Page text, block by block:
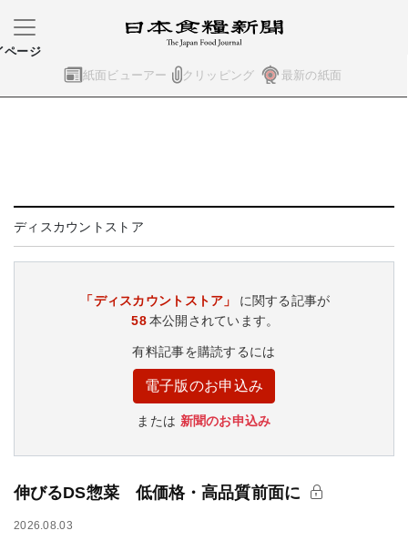
紙面ビューアー クリッピング 最新の紙面
ページ
ディスカウントストア
「ディスカウントストア」
に関する記事が
58本公開されています。
有料記事を購読するには
電子版のお申込み
または 新聞のお申込み
伸びるDS惣菜 低価格・高品質前面に
2026.08.03